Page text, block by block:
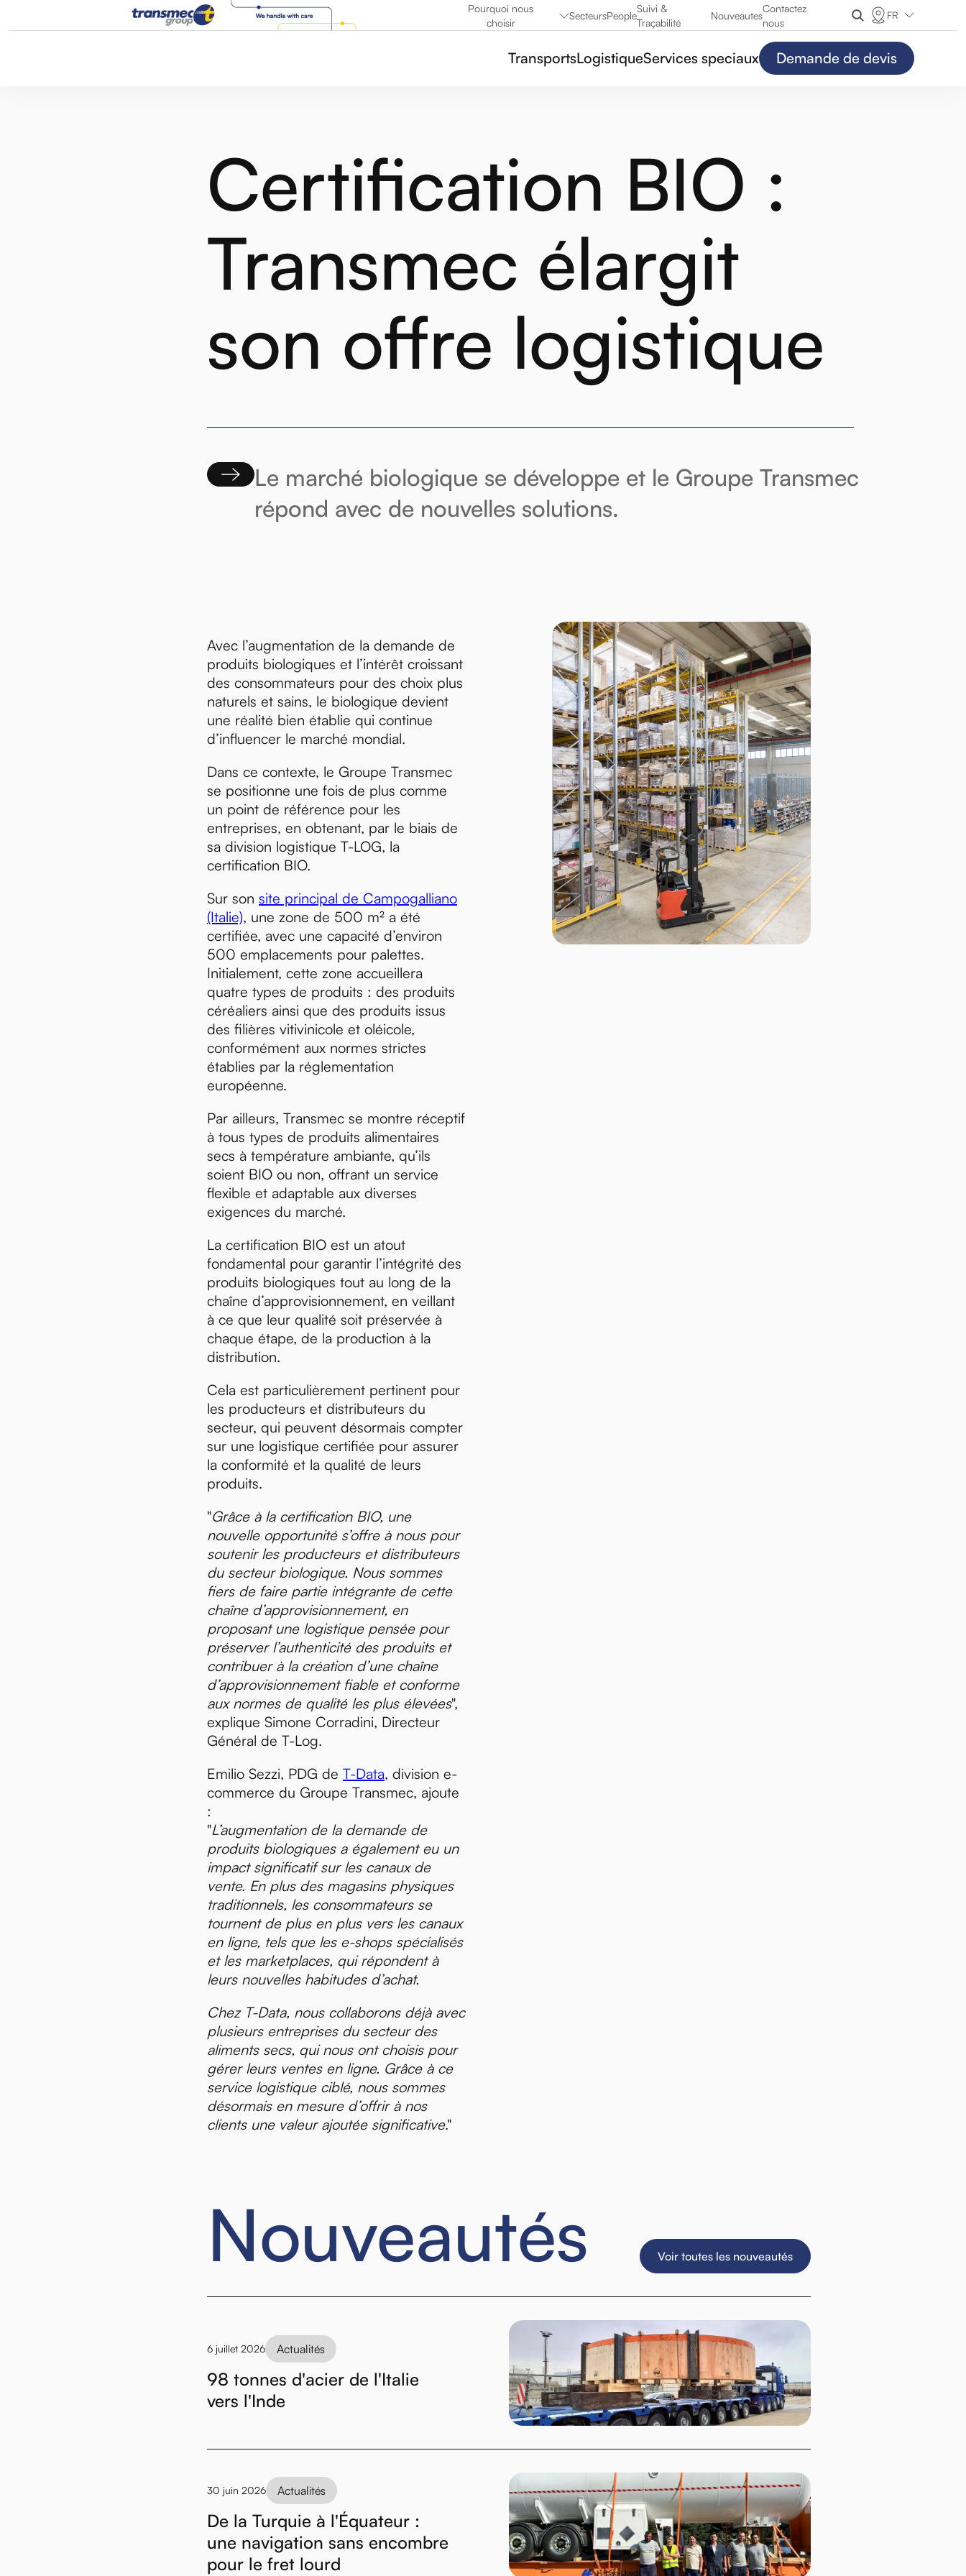
Pourquoi nous
choisir
SecteursPeople
Suivi &
Traçabilité
Nouveautes
Contactez
nous
FR
TransportsLogistiqueServices speciaux Demande de devis
Certification BIO :
Transmec élargit
son offre logistique
Le marché biologique se développe et le Groupe Transmec
répond avec de nouvelles solutions.
Avec l’augmentation de la demande de
produits biologiques et l’intérêt croissant
des consommateurs pour des choix plus
naturels et sains, le biologique devient
une réalité bien établie qui continue
d’influencer le marché mondial.
Dans ce contexte, le Groupe Transmec
se positionne une fois de plus comme
un point de référence pour les
entreprises, en obtenant, par le biais de
sa division logistique T-LOG, la
certification BIO.
Sur son site principal de Campogalliano
(Italie), une zone de 500 m² a été
certifiée, avec une capacité d’environ
500 emplacements pour palettes.
Initialement, cette zone accueillera
quatre types de produits : des produits
céréaliers ainsi que des produits issus
des filières vitivinicole et oléicole,
conformément aux normes strictes
établies par la réglementation
européenne.
Par ailleurs, Transmec se montre réceptif
à tous types de produits alimentaires
secs à température ambiante, qu’ils
soient BIO ou non, offrant un service
flexible et adaptable aux diverses
exigences du marché.
La certification BIO est un atout
fondamental pour garantir l’intégrité des
produits biologiques tout au long de la
chaîne d’approvisionnement, en veillant
à ce que leur qualité soit préservée à
chaque étape, de la production à la
distribution.
Cela est particulièrement pertinent pour
les producteurs et distributeurs du
secteur, qui peuvent désormais compter
sur une logistique certifiée pour assurer
la conformité et la qualité de leurs
produits.
"Grâce à la certification BIO, une
nouvelle opportunité s’offre à nous pour
soutenir les producteurs et distributeurs
du secteur biologique. Nous sommes
fiers de faire partie intégrante de cette
chaîne d’approvisionnement, en
proposant une logistique pensée pour
préserver l’authenticité des produits et
contribuer à la création d’une chaîne
d’approvisionnement fiable et conforme
aux normes de qualité les plus élevées",
explique Simone Corradini, Directeur
Général de T-Log.
Emilio Sezzi, PDG de T-Data, division e-
commerce du Groupe Transmec, ajoute
:
"L’augmentation de la demande de
produits biologiques a également eu un
impact significatif sur les canaux de
vente. En plus des magasins physiques
traditionnels, les consommateurs se
tournent de plus en plus vers les canaux
en ligne, tels que les e-shops spécialisés
et les marketplaces, qui répondent à
leurs nouvelles habitudes d’achat.
Chez T-Data, nous collaborons déjà avec
plusieurs entreprises du secteur des
aliments secs, qui nous ont choisis pour
gérer leurs ventes en ligne. Grâce à ce
service logistique ciblé, nous sommes
désormais en mesure d’offrir à nos
clients une valeur ajoutée significative."
Nouveautés Voir toutes les nouveautés
6 juillet 2026 Actualités
98 tonnes d'acier de l'Italie
vers l'Inde
30 juin 2026 Actualités
De la Turquie à l'Équateur :
une navigation sans encombre
pour le fret lourd